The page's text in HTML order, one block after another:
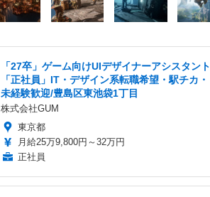
「27卒」ゲーム向けUIデザイナーアシスタント
「正社員」IT・デザイン系転職希望・駅チカ・
未経験歓迎/豊島区東池袋1丁目
株式会社GUM
東京都
月給25万9,800円～32万円
正社員